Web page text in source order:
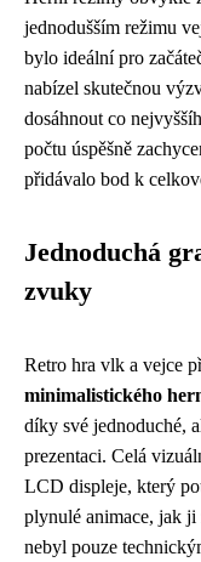
jednodušším režimu
bylo ideální pro
nabízel skutečnou
dosáhnout co
počtu úspěšně
přidávalo bod k
Jednoduchá
zvuky
Retro hra vlk a vejce
minimalistického
díky své jednoduché,
prezentaci. Celá
LCD displeje, který
plynulé animace, jak ji
nebyl pouze